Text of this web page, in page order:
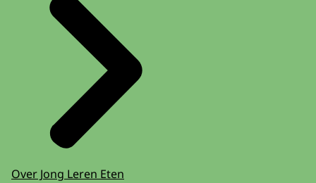
Over Jong Leren Eten